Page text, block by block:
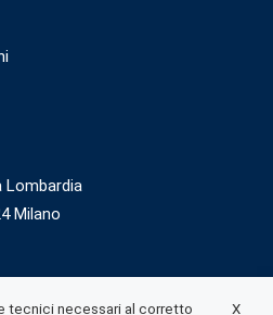
Lombardia
Milano
X
tecnici necessari al corretto